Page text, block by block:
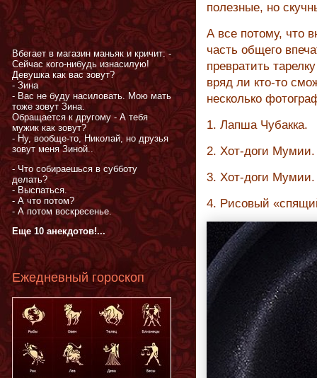
полезные, но
А все потому, что
часть общего
превратить
вряд ли кто-то
несколько
1. Лапша Чубакка.
2. Хот-доги Мумии.
3. Хот-доги Мумии.
4. Рисовый
Вбегает в магазин маньяк и кричит: -
Сейчас кого-нибудь изнасилую!
Девушка как вас зовут?
- Зина
- Вас не буду насиловать. Мою мать
тоже зовут Зина.
Обращается к другому - А тебя
мужик как зовут?
- Ну, вообще-то, Николай, но друзья
зовут меня Зиной..
- Что собираешься в субботу
делать?
- Выспаться.
- А что потом?
- А потом воскресенье.
Еще 10 анекдотов!...
Ежедневный гороскоп